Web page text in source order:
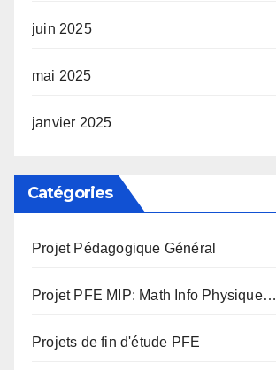
juin 2025
mai 2025
janvier 2025
Catégories
Projet Pédagogique Général
Projet PFE MIP: Math Info Physique…
Projets de fin d'étude PFE